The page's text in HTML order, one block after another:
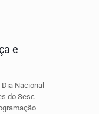
e
Nacional
do Sesc